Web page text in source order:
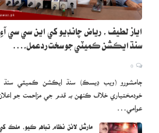
اياز لطيف ، رياض چانڊيو کي اين سي سي
سنڌ ايڪشن ڪميٽي جو سخت ردعمل،…
ڄامشورو (ويب ڊيسڪ) سنڌ ايڪشن ڪميٽي
خودمختياري خلاف ڪنهن به قدم جي مزاحمت جو
عوامي…
مارشل لائن نظام تباهه ڪيو، ملڪ